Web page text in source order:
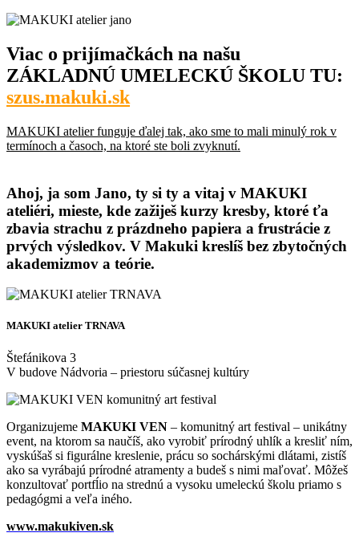
Viac o prijímačkách na našu
ZÁKLADNÚ UMELECKÚ ŠKOLU TU:
szus.makuki.sk
MAKUKI atelier funguje ďalej tak, ako sme to mali minulý rok v
termínoch a časoch, na ktoré ste boli zvyknutí.
Ahoj, ja som Jano, ty si ty a vitaj v MAKUKI
ateliéri, mieste, kde zažiješ kurzy kresby, ktoré ťa
zbavia strachu z prázdneho papiera a frustrácie z
prvých výsledkov. V Makuki kreslíš bez zbytočných
akademizmov a teórie.
MAKUKI atelier TRNAVA
Štefánikova 3
V budove Nádvoria – priestoru súčasnej kultúry
Organizujeme MAKUKI VEN – komunitný art festival – unikátny
event, na ktorom sa naučíš, ako vyrobiť prírodný uhlík a kresliť ním,
vyskúšaš si figurálne kreslenie, prácu so sochárskými dlátami, zistíš
ako sa vyrábajú prírodné atramenty a budeš s nimi maľovať. Môžeš
konzultovať portfĺio na strednú a vysoku umeleckú školu priamo s
pedagógmi a veľa iného.
www.makukiven.sk